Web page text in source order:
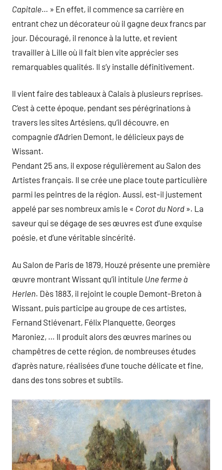
Capitale… » En effet, il commence sa carrière en
entrant chez un décorateur où il gagne deux francs par
jour. Découragé, il renonce à la lutte, et revient
travailler à Lille où il fait bien vite apprécier ses
remarquables qualités. Il s’y installe définitivement.
Il vient faire des tableaux à Calais à plusieurs reprises.
C’est à cette époque, pendant ses pérégrinations à
travers les sites Artésiens, qu’il découvre, en
compagnie d’Adrien Demont, le délicieux pays de
Wissant.
Pendant 25 ans, il expose régulièrement au Salon des
Artistes français. Il se crée une place toute particulière
parmi les peintres de la région. Aussi, est-il justement
appelé par ses nombreux amis le « Corot du Nord ». La
saveur qui se dégage de ses œuvres est d’une exquise
poésie, et d’une véritable sincérité.
Au Salon de Paris de 1879, Houzé présente une première
œuvre montrant Wissant qu’il intitule Une ferme à
Herlen. Dès 1883, il rejoint le couple Demont-Breton à
Wissant, puis participe au groupe de ces artistes,
Fernand Stiévenart, Félix Planquette, Georges
Maroniez, … Il produit alors des œuvres marines ou
champêtres de cette région, de nombreuses études
d’après nature, réalisées d’une touche délicate et fine,
dans des tons sobres et subtils.